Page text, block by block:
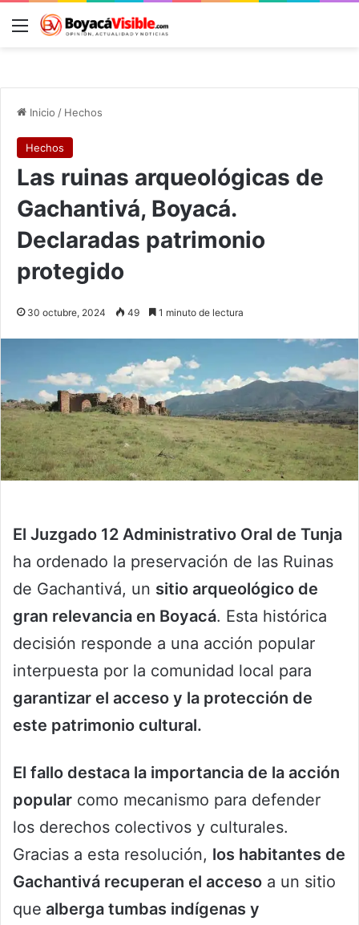
Menú
Inicio / Hechos
Hechos
Las ruinas arqueológicas de
Gachantivá, Boyacá.
Declaradas patrimonio
protegido
30 octubre, 2024 49 1 minuto de lectura
El Juzgado 12 Administrativo Oral de Tunja
ha ordenado la preservación de las Ruinas
de Gachantivá, un sitio arqueológico de
gran relevancia en Boyacá. Esta histórica
decisión responde a una acción popular
interpuesta por la comunidad local para
garantizar el acceso y la protección de
este patrimonio cultural.
El fallo destaca la importancia de la acción
popular como mecanismo para defender
los derechos colectivos y culturales.
Gracias a esta resolución, los habitantes de
Gachantivá recuperan el acceso a un sitio
que alberga tumbas indígenas y